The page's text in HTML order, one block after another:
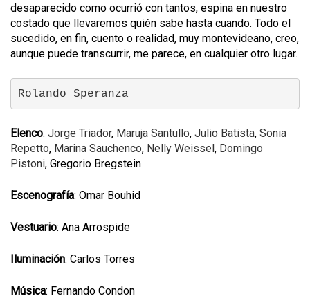
desaparecido como ocurrió con tantos, espina en nuestro
costado que llevaremos quién sabe hasta cuando. Todo el
sucedido, en fin, cuento o realidad, muy montevideano, creo,
aunque puede transcurrir, me parece, en cualquier otro lugar.
Rolando Speranza
Elenco: Jorge Triador, Maruja Santullo, Julio Batista, Sonia
Repetto, Marina Sauchenco, Nelly Weissel, Domingo
Pistoni, Gregorio Bregstein
Escenografía: Omar Bouhid
Vestuario: Ana Arrospide
Iluminación: Carlos Torres
Música: Fernando Condon